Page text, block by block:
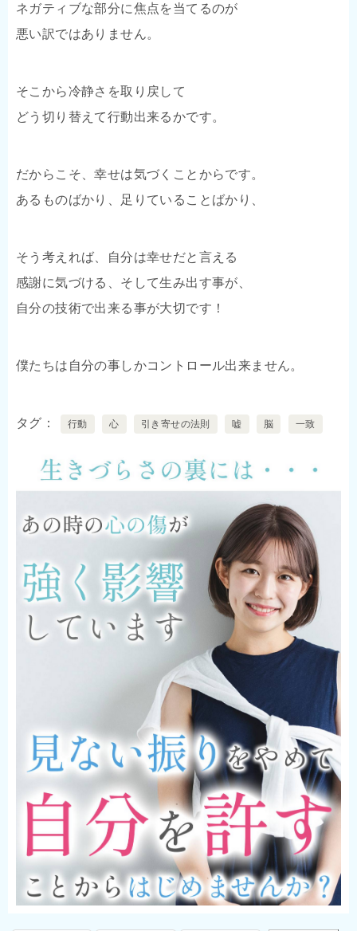
ネガティブな部分に焦点を当てるのが
悪い訳ではありません。
そこから冷静さを取り戻して
どう切り替えて行動出来るかです。
だからこそ、幸せは気づくことからです。
あるものばかり、足りていることばかり、
そう考えれば、自分は幸せだと言える
感謝に気づける、そして生み出す事が、
自分の技術で出来る事が大切です！
僕たちは自分の事しかコントロール出来ません。
タグ 行動 心 引き寄せの法則 嘘 脳 一致